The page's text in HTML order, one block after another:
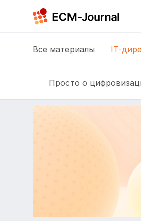
Все материалы IT-
Просто о